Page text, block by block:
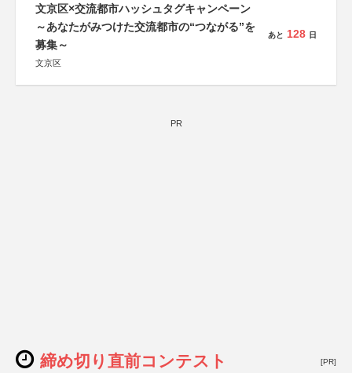
文京区×交流都市ハッシュタグキャンペーン
～あなたがみつけた交流都市の“つながる”を
募集～
文京区
あと 128 日
PR
締め切り直前コンテスト [PR]